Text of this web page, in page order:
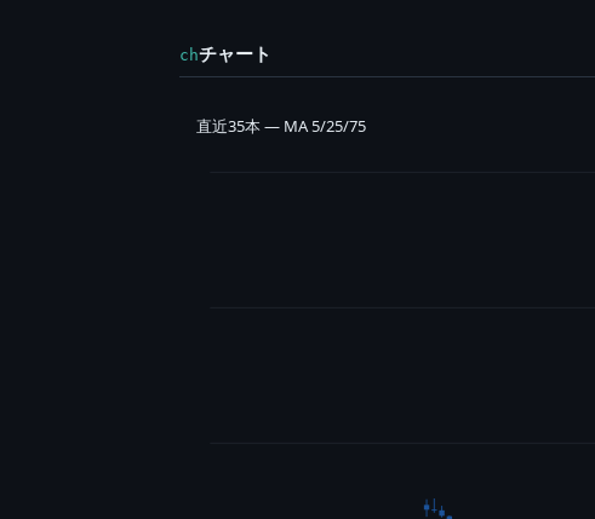
chチャート
直近35本 — MA 5/25/75